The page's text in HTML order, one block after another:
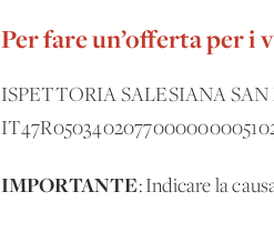
Per fare un’offerta per i
ISPETTORIA SALESIANA SAN
IMPORTANTE: Indicare la